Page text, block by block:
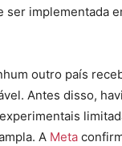
ser implementada
outro país
Antes disso,
A Meta